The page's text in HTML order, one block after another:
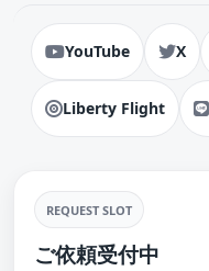
YouTube X
Liberty Flight
REQUEST SLOT
ご依頼受付中